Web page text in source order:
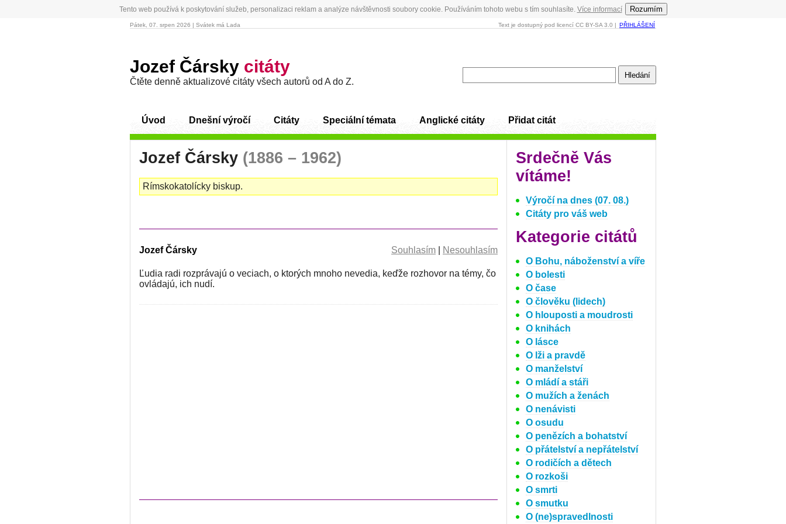
Tento web používá k poskytování služeb, personalizaci reklam a analýze návštěvnosti soubory cookie. Používáním tohoto webu s tím souhlasíte. Více informací Rozumím
Pátek, 07. srpen 2026 | Svátek má Lada Text je dostupný pod licencí CC BY-SA 3.0 | PŘIHLÁŠENÍ
Jozef Čársky citáty
Čtěte denně aktualizové citáty všech autorů od A do Z.
Úvod Dnešní výročí Citáty Speciální témata Anglické citáty Přidat citát
Jozef Čársky (1886 – 1962)
Rímskokatolícky biskup.
Jozef Čársky Souhlasím Nesouhlasím
Ľudia radi rozprávajú o veciach, o ktorých mnoho nevedia, keďže rozhovor na témy, čo
ovládajú, ich nudí.
Srdečně Vás
vítáme!
Výročí na dnes (07. 08.)
Citáty pro váš web
Kategorie citátů
O Bohu, náboženství a víře
O bolesti
O čase
O člověku (lidech)
O hlouposti a moudrosti
O knihách
O lásce
O lži a pravdě
O manželství
O mládí a stáři
O mužích a ženách
O nenávisti
O osudu
O penězích a bohatství
O přátelství a nepřátelství
O rodičích a dětech
O rozkoši
O smrti
O smutku
O (ne)spravedlnosti